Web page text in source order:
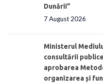
Dunării”
7 August 2026
Ministerul
consultării
aprobarea
organizarea și